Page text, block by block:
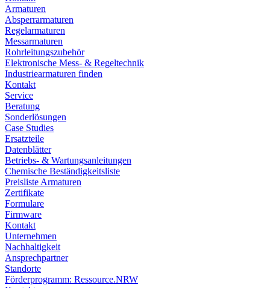
Armaturen
Absperrarmaturen
Regelarmaturen
Messarmaturen
Rohrleitungszubehör
Elektronische Mess- & Regeltechnik
Industriearmaturen finden
Kontakt
Service
Beratung
Sonderlösungen
Case Studies
Ersatzteile
Datenblätter
Betriebs- & Wartungsanleitungen
Chemische Beständigkeitsliste
Preisliste Armaturen
Zertifikate
Formulare
Firmware
Kontakt
Unternehmen
Nachhaltigkeit
Ansprechpartner
Standorte
Förderprogramm: Ressource.NRW